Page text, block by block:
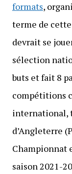
formats,
terme de
devrait se
sélection
buts et fait 8
compétitions
international,
d’Angleterre
Championnat
saison 2021-